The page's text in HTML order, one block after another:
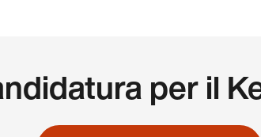
per il